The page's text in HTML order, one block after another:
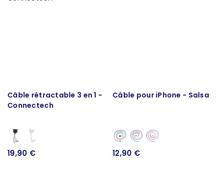
Câble rétractable 3 en 1 -
Connectech
19,90 €
Câble pour iPhone - Salsa
12,90 €